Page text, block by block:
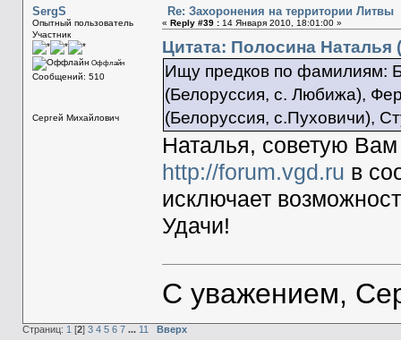
SergS
Опытный пользователь
Участник
Оффлайн
Сообщений: 510
Сергей Михайлович
Re: Захоронения на территории Литвы
« Reply #39 :14 Января 2010, 18:01:00 »
Цитата: Полосина Наталья
Ищу предков по фамилиям:
(Белоруссия, с. Любижа),
(Белоруссия, с.Пуховичи),
Наталья, советую Вам
http://forum.vgd.ru в
исключает
Удачи!
С уважением,
Страниц: 1 [2] 3 4 5 6 7 ... 11 Вверх